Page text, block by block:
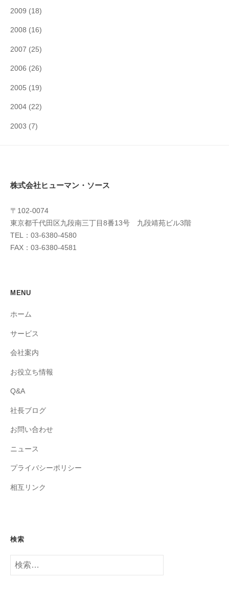
2009 (18)
2008 (16)
2007 (25)
2006 (26)
2005 (19)
2004 (22)
2003 (7)
株式会社ヒューマン・ソース
〒102-0074
東京都千代田区九段南三丁目8番13号 九段靖苑ビル3階
TEL：03-6380-4580
FAX：03-6380-4581
MENU
ホーム
サービス
会社案内
お役立ち情報
Q&A
社長ブログ
お問い合わせ
ニュース
プライバシーポリシー
相互リンク
検索
検